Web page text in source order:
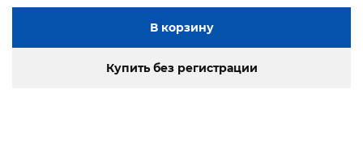
В корзину
Купить без регистрации